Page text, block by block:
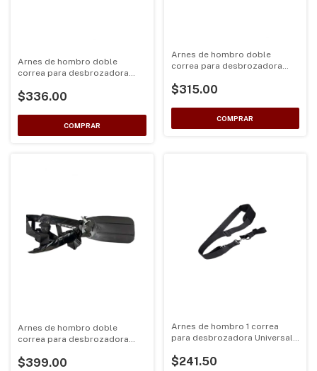
Arnes de hombro doble
correa para desbrozadora
$336.00
Arnes de hombro doble
correa para desbrozadora
$315.00
Arnes de hombro doble
correa para desbrozadora
Negroreforzado desde los
$399.00
Arnes de hombro 1 correa
para desbrozadora Universal
$241.50